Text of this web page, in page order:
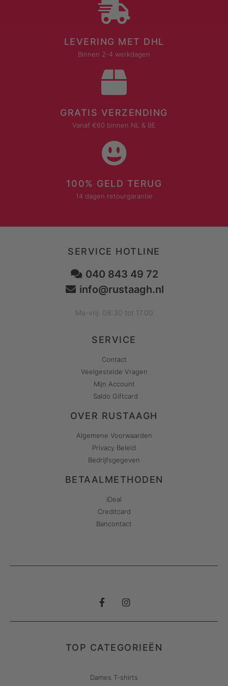
LEVERING MET DHL
Binnen 2-4 werkdagen
GRATIS VERZENDING
Vanaf €60 binnen NL & BE
100% GELD TERUG
14 dagen retourgarantie
SERVICE HOTLINE
040 843 49 72
info@rustaagh.nl
Ma-vrij: 08:30 tot 17.00
SERVICE
Contact
Veelgestelde Vragen
Mijn Account
Saldo Giftcard
OVER RUSTAAGH
Algemene Voorwaarden
Privacy Beleid
Bedrijfsgegeven
BETAALMETHODEN
iDeal
Creditcard
Bancontact
TOP CATEGORIEËN
Dames T-shirts